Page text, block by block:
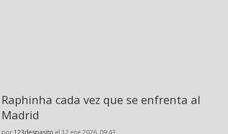
Raphinha cada vez que se enfrenta al
Madrid
por 123despasito el 12 ene 2026, 09:43